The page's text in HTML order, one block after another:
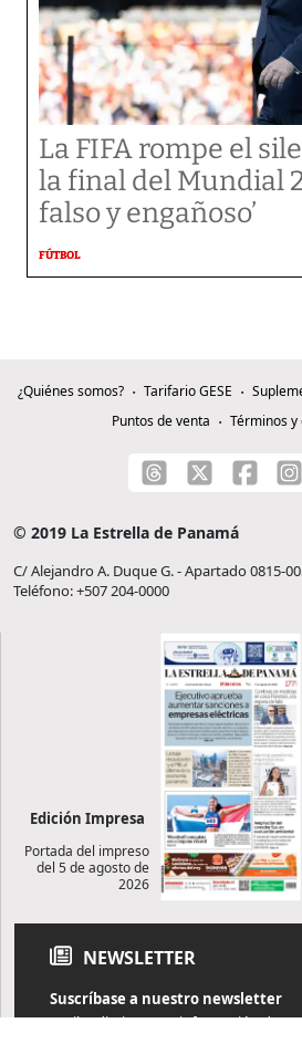
La FIFA rompe el
la final del Mundial
falso y engañoso’
FÚTBOL
¿Quiénes somos? Tarifario GESE
Puntos de venta
Términos y
© 2019 La Estrella de Panamá
C/ Alejandro A. Duque G. - Apartado 0815-
Teléfono: +507 204-0000
Edición Impresa
Portada del impreso
del 5 de agosto de
2026
NEWSLETTER
Suscríbase a nuestro newsletter
Reciba diariamente información de